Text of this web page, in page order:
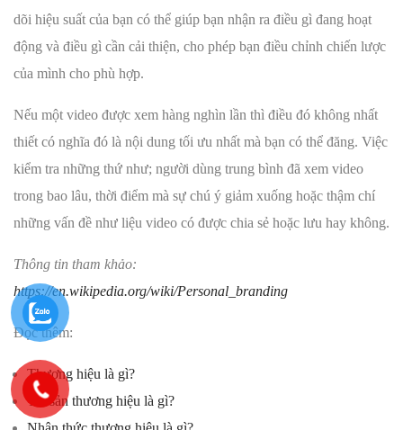
dõi hiệu suất của bạn có thể giúp bạn nhận ra điều gì đang hoạt
động và điều gì cần cải thiện, cho phép bạn điều chỉnh chiến lược
của mình cho phù hợp.
Nếu một video được xem hàng nghìn lần thì điều đó không nhất
thiết có nghĩa đó là nội dung tối ưu nhất mà bạn có thể đăng. Việc
kiểm tra những thứ như; người dùng trung bình đã xem video
trong bao lâu, thời điểm mà sự chú ý giảm xuống hoặc thậm chí
những vấn đề như liệu video có được chia sẻ hoặc lưu hay không.
Thông tin tham khảo:
https://en.wikipedia.org/wiki/Personal_branding
Đọc thêm:
Thương hiệu là gì?
Tài sản thương hiệu là gì?